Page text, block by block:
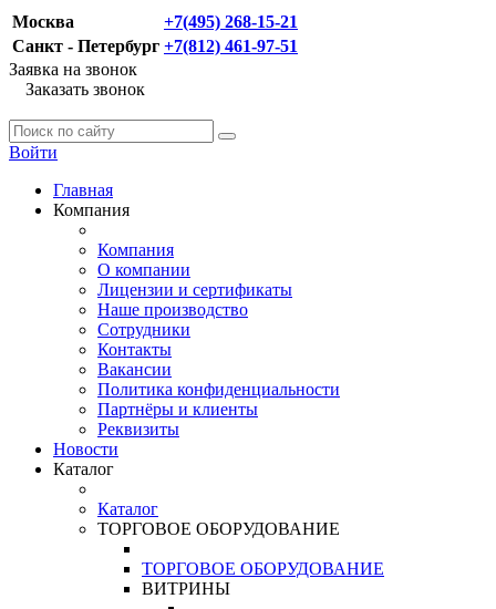
Москва
+7(495) 268-15-21
Санкт - Петербург +7(812) 461-97-51
Заявка на звонок
Заказать звонок
Войти
Главная
Компания
Компания
О компании
Лицензии и сертификаты
Наше производство
Сотрудники
Контакты
Вакансии
Политика конфиденциальности
Партнёры и клиенты
Реквизиты
Новости
Каталог
Каталог
ТОРГОВОЕ ОБОРУДОВАНИЕ
ТОРГОВОЕ ОБОРУДОВАНИЕ
ВИТРИНЫ